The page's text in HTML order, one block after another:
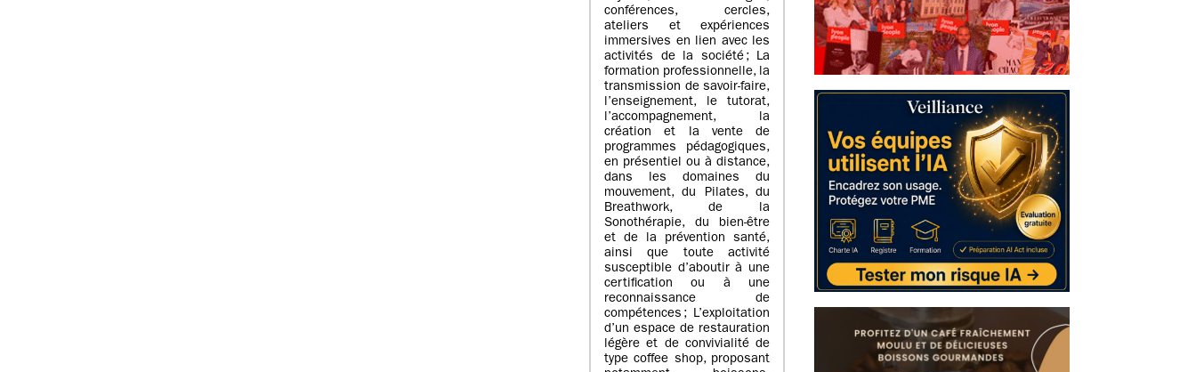
conférences, cercles,
ateliers et expériences
immersives en lien avec les
activités de la société ; La
formation professionnelle, la
transmission de savoir-faire,
l’enseignement, le tutorat,
l’accompagnement, la
création et la vente de
programmes pédagogiques,
en présentiel ou à distance,
dans les domaines du
mouvement, du Pilates, du
Breathwork, de la
Sonothérapie, du bien-être
et de la prévention santé,
ainsi que toute activité
susceptible d’aboutir à une
certification ou à une
reconnaissance de
compétences ; L’exploitation
d’un espace de restauration
légère et de convivialité de
type coffee shop, proposant